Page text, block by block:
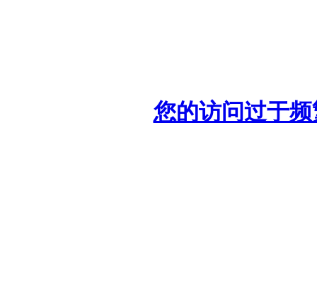
您的访问过于